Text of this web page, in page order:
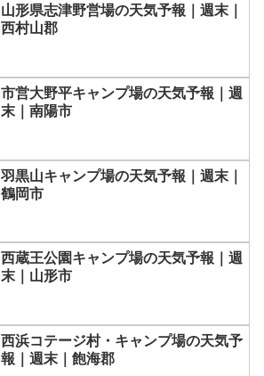
山形県志津野営場の天気予報｜週末｜
西村山郡
市営大野平キャンプ場の天気予報｜週
末｜南陽市
羽黒山キャンプ場の天気予報｜週末｜
鶴岡市
西蔵王公園キャンプ場の天気予報｜週
末｜山形市
西浜コテージ村・キャンプ場の天気予
報｜週末｜飽海郡